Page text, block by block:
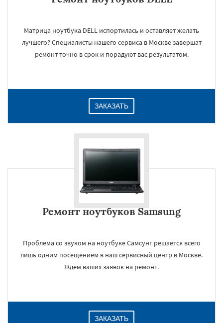
Матрица ноутбука DELL испортилась и оставляет желать
лучшего? Специалисты нашего сервиса в Москве завершат
ремонт точно в срок и порадуют вас результатом.
ЗАКАЗАТЬ
Ремонт ноутбуков Samsung
Проблема со звуком на ноутбуке Самсунг решается всего
лишь одним посещением в наш сервисный центр в Москве.
Ждем ваших заявок на ремонт.
ЗАКАЗАТЬ
×